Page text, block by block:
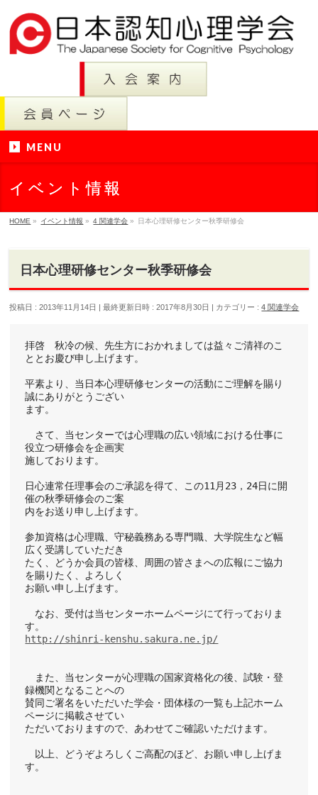
MENU
イベント情報
HOME » イベント情報 » 4 関連学会 » 日本心理研修センター秋季研修会
日本心理研修センター秋季研修会
投稿日 : 2013年11月14日 最終更新日時 : 2017年8月30日 カテゴリー :4 関連学会
拝啓　秋冷の候、先生方におかれましては益々ご清祥のこ
ととお慶び申し上げます。
平素より、当日本心理研修センターの活動にご理解を賜り
誠にありがとうござい
ます。
さて、当センターでは心理職の広い領域における仕事に
役立つ研修会を企画実
施しております。
日心連常任理事会のご承認を得て、この11月23，24日に開
催の秋季研修会のご案
内をお送り申し上げます。
参加資格は心理職、守秘義務ある専門職、大学院生など幅
広く受講していただき
たく、どうか会員の皆様、周囲の皆さまへの広報にご協力
を賜りたく、よろしく
お願い申し上げます。
なお、受付は当センターホームページにて行っておりま
す。
http://shinri-kenshu.sakura.ne.jp/
また、当センターが心理職の国家資格化の後、試験・登
録機関となることへの
賛同ご署名をいただいた学会・団体様の一覧も上記ホーム
ページに掲載させてい
ただいておりますので、あわせてご確認いただけます。
以上、どうぞよろしくご高配のほど、お願い申し上げま
す。